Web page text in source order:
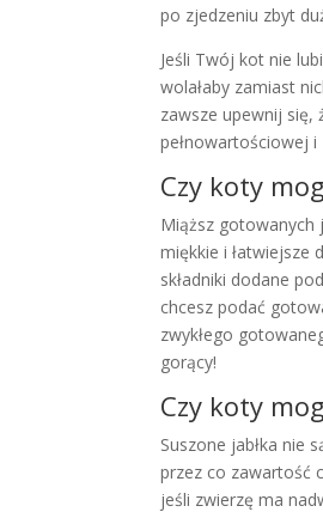
po zjedzeniu zbyt
Jeśli Twój kot nie
wolałaby zamiast
zawsze upewnij się,
pełnowartościowej
Czy koty
Miąższ gotowanych
miękkie i łatwiejsze
składniki dodane
chcesz podać
zwykłego
gorący!
Czy koty
Suszone jabłka nie
przez co zawartość
jeśli zwierzę ma